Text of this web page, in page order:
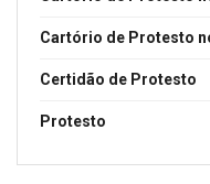
Cartório de Protesto
Certidão de Protesto
Protesto